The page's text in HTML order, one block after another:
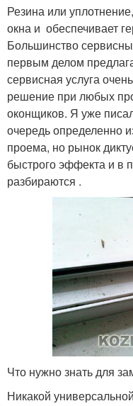
уплотнитель
Резина или
окна и обеспечивает
Большинство
первым делом
сервисная услуга
решение при любых
оконщиков. Я уже
очередь определенно
проема, но рынок
быстрого эффекта и в
разбираются .
Что нужно знать для
Никакой